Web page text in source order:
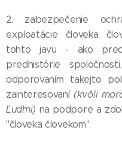
2. zabezpečenie
exploatácie človeka
tohto javu - ako
predhistórie
odporovaním takejto
zainteresovaní (kvôli
Ľuďmi) na podpore a
"človeka človekom".